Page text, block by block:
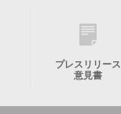
プレスリリース
意見書